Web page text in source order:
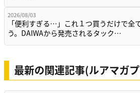
2026/08/03
「便利すぎる…」これ１つ買うだけで全
う。DAIWAから発売されるタック…
最新の関連記事(ルアマガ